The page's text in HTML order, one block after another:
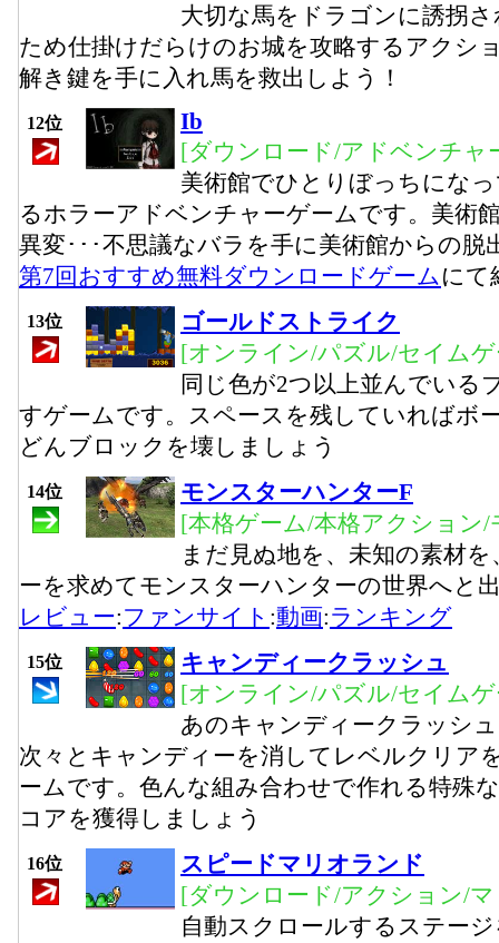
大切な馬をドラゴンに誘拐
ため仕掛けだらけのお城を攻略するアクシ
解き鍵を手に入れ馬を救出しよう！
12位
Ib
[ダウンロード/アドベンチャ
美術館でひとりぼっちにな
るホラーアドベンチャーゲームです。美術
異変･･･不思議なバラを手に美術館からの脱
第7回おすすめ無料ダウンロードゲームにて
13位
ゴールドストライク
[オンライン/パズル/セイム
同じ色が2つ以上並んでいる
すゲームです。スペースを残していればボ
どんブロックを壊しましょう
14位
モンスターハンターF
[本格ゲーム/本格アクション
まだ見ぬ地を、未知の素材
ーを求めてモンスターハンターの世界へと
レビュー:ファンサイト :動画:ランキング
15位
キャンディークラッシュ
[オンライン/パズル/セイム
あのキャンディークラッシ
次々とキャンディーを消してレベルクリア
ームです。色んな組み合わせで作れる特殊
コアを獲得しましょう
16位
スピードマリオランド
[ダウンロード/アクション/
自動スクロールするステー